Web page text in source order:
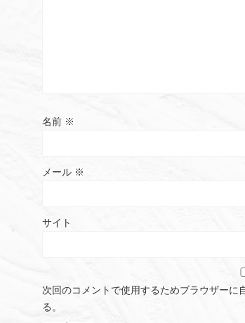
名前 ※
メール ※
サイト
次回のコメントで使用するためブラウザー
る。